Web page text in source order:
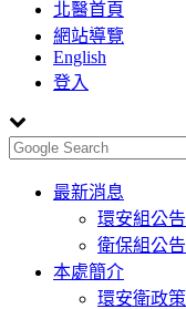
北醫首頁
網站導覽
English
登入
Toggle
navigation
最新消息
環安組公告
衛保組公告
本處簡介
環安衛政策